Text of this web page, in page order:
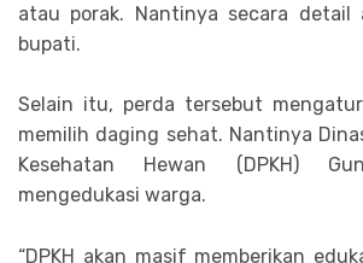
atau porak. Nantinya secara detail
bupati.
Selain itu, perda tersebut
memilih daging sehat. Nantinya
Kesehatan Hewan (DPKH)
mengedukasi warga.
“DPKH akan masif memberikan